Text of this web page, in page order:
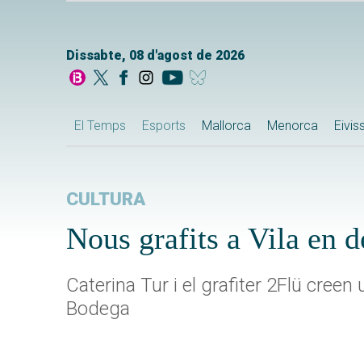
Dissabte, 08 d'agost de 2026
El Temps Esports Mallorca Menorca
CULTURA
Nous grafits a Vila en
Caterina Tur i el grafiter 2Flü
Bodega